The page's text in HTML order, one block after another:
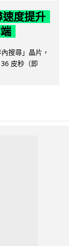
度提升
搜尋」晶片，
皮秒（即